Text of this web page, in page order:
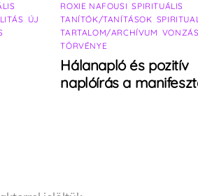
ÚJ
ROXIE NAFOUSI ,SPIRITUÁLIS
TANÍTÓK/TANÍTÁSOK
TARTALOM/ARCHÍVUM VONZÁS
TÖRVÉNYE
Hálanapló és pozitív
naplóírás a